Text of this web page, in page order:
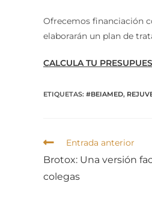
Ofrecemos financiación
elaborarán un plan de
CALCULA TU
ETIQUETAS: #BEIAMED,
Entrada anterior
Brotox: Una versión
colegas